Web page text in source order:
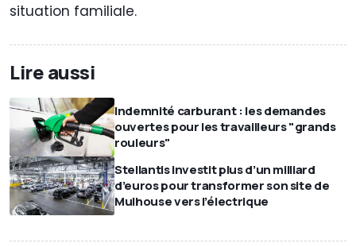
situation familiale.
Lire aussi
Indemnité carburant : les demandes
ouvertes pour les travailleurs "grands
rouleurs"
Stellantis investit plus d’un milliard
d’euros pour transformer son site de
Mulhouse vers l’électrique